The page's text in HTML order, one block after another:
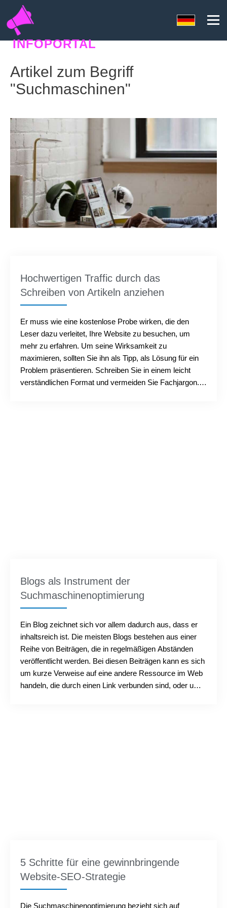
INFOPORTAL
Artikel zum Begriff
"Suchmaschinen"
Hochwertigen Traffic durch das
Schreiben von Artikeln anziehen
Er muss wie eine kostenlose Probe wirken, die den
Leser dazu verleitet, Ihre Website zu besuchen, um
mehr zu erfahren. Um seine Wirksamkeit zu
maximieren, sollten Sie ihn als Tipp, als Lösung für ein
Problem präsentieren. Schreiben Sie in einem leicht
verständlichen Format und vermeiden Sie Fachjargon.
Blogs als Instrument der
Suchmaschinenoptimierung
Ein Blog zeichnet sich vor allem dadurch aus, dass er
inhaltsreich ist. Die meisten Blogs bestehen aus einer
Reihe von Beiträgen, die in regelmäßigen Abständen
veröffentlicht werden. Bei diesen Beiträgen kann es sich
um kurze Verweise auf eine andere Ressource im Web
handeln, die durch einen Link verbunden sind, oder um
5 Schritte für eine gewinnbringende
Website-SEO-Strategie
Die Suchmaschinenoptimierung bezieht sich auf